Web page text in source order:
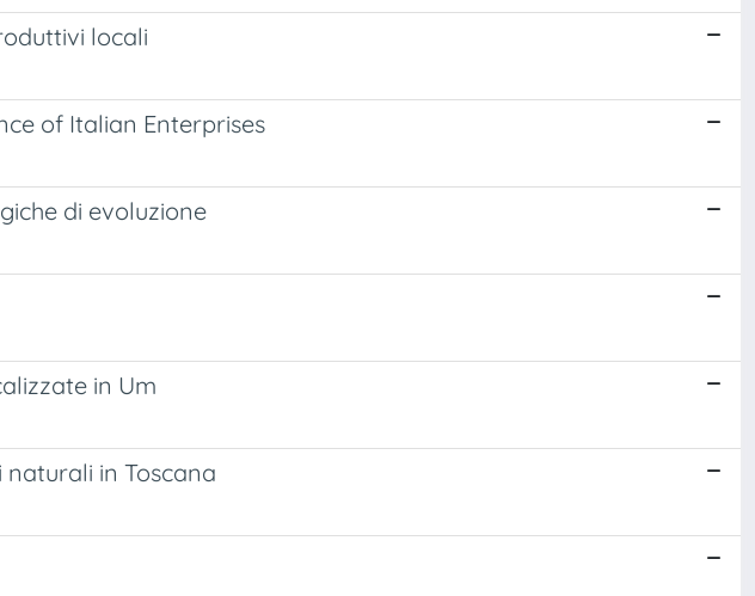
locali
of Italian Enterprises
di evoluzione
in Um
in Toscana